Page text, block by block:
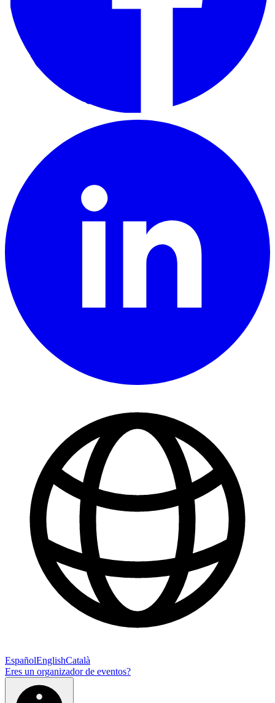
EspañolEnglishCatalà
Eres un organizador de eventos?